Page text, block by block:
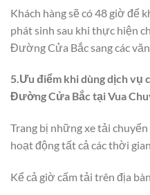
Khách hàng sẽ có 48 giờ để
phát sinh sau khi thực hiện
Đường Cửa Bắc sang các
5.Ưu điểm khi dùng dịch vụ
Đường Cửa Bắc tại Vua
Trang bị những xe tải
hoạt động tất cả các thời
Kể cả giờ cấm tải trên địa